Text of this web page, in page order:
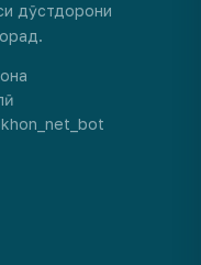
дӯстдорони